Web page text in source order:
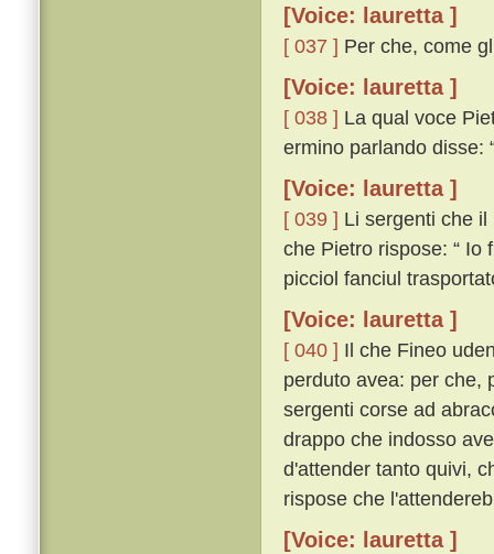
[Voice: lauretta ]
[ 037 ] Per che, come
[Voice: lauretta ]
[ 038 ] La qual voce
ermino parlando disse:
[Voice: lauretta ]
[ 039 ] Li sergenti che
che Pietro rispose: “ Io
picciol fanciul
[Voice: lauretta ]
[ 040 ] Il che Fineo
perduto avea: per che,
sergenti corse ad
drappo che indosso
d'attender tanto quivi,
rispose che
[Voice: lauretta ]